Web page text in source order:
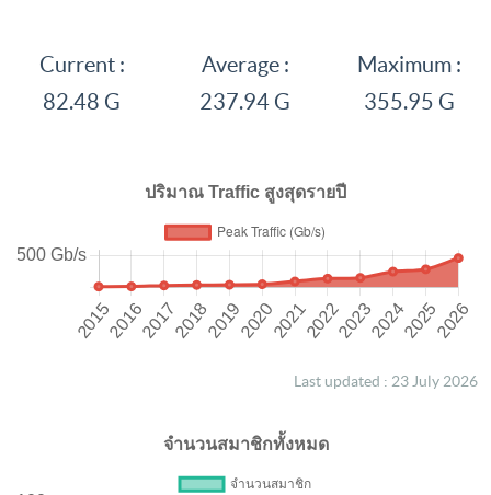
Current :
82.48 G
Average :
237.94 G
Maximum :
355.95 G
Last updated : 23 July 2026